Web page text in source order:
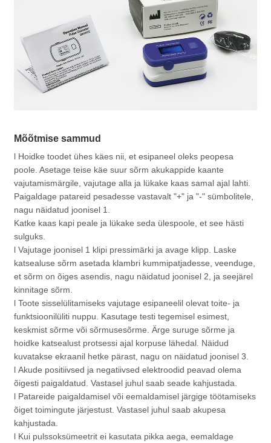
Mõõtmise sammud
l Hoidke toodet ühes käes nii, et esipaneel oleks peopesa
poole. Asetage teise käe suur sõrm akukappide kaante
vajutamismärgile, vajutage alla ja lükake kaas samal ajal lahti.
Paigaldage patareid pesadesse vastavalt "+" ja "-" sümbolitele,
nagu näidatud joonisel 1.
Katke kaas kapi peale ja lükake seda ülespoole, et see hästi
sulguks.
l Vajutage joonisel 1 klipi pressimärki ja avage klipp. Laske
katsealuse sõrm asetada klambri kummipatjadesse, veenduge,
et sõrm on õiges asendis, nagu näidatud joonisel 2, ja seejärel
kinnitage sõrm.
l Toote sisselülitamiseks vajutage esipaneelil olevat toite- ja
funktsioonilüliti nuppu. Kasutage testi tegemisel esimest,
keskmist sõrme või sõrmusesõrme. Ärge suruge sõrme ja
hoidke katsealust protsessi ajal korpuse lähedal. Näidud
kuvatakse ekraanil hetke pärast, nagu on näidatud joonisel 3.
l Akude positiivsed ja negatiivsed elektroodid peavad olema
õigesti paigaldatud. Vastasel juhul saab seade kahjustada.
l Patareide paigaldamisel või eemaldamisel järgige töötamiseks
õiget toimingute järjestust. Vastasel juhul saab akupesa
kahjustada.
l Kui pulssoksümeetrit ei kasutata pikka aega, eemaldage